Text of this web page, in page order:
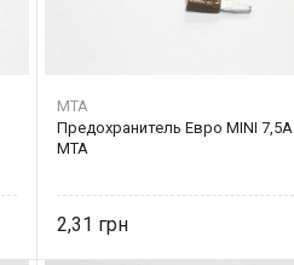
MTA
Предохранитель Евро MINI 7,5А
MTA
2,31